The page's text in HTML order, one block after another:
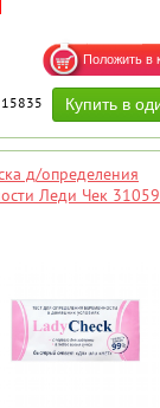
15835
д/определения
Леди Чек 31059